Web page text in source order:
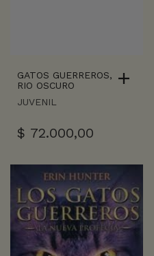
GATOS GUERREROS,
RIO OSCURO
JUVENIL
$ 72.000,00